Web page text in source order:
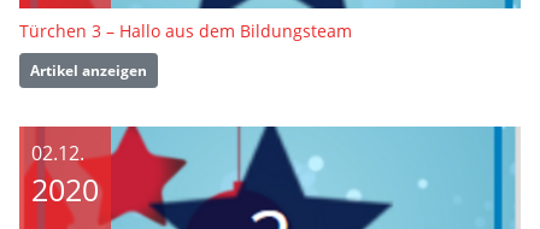
Türchen 3 – Hallo aus dem Bildungsteam
Artikel anzeigen
02.12.
2020